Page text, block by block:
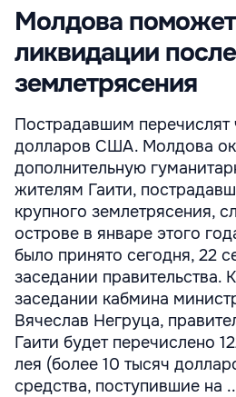
Молдова поможет
ликвидации
землетрясения
Пострадавшим перечислят
долларов США. Молдова
дополнительную
жителям Гаити,
крупного землетрясения,
острове в январе этого
было принято сегодня, 22
заседании правительства.
заседании кабмина
Вячеслав Негруца,
Гаити будет перечислено
лея (более 10 тысяч
средства, поступившие на